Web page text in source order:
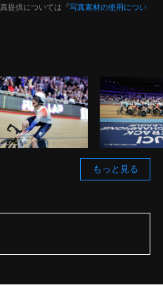
提供については『写真素材の使用につい
もっと見る